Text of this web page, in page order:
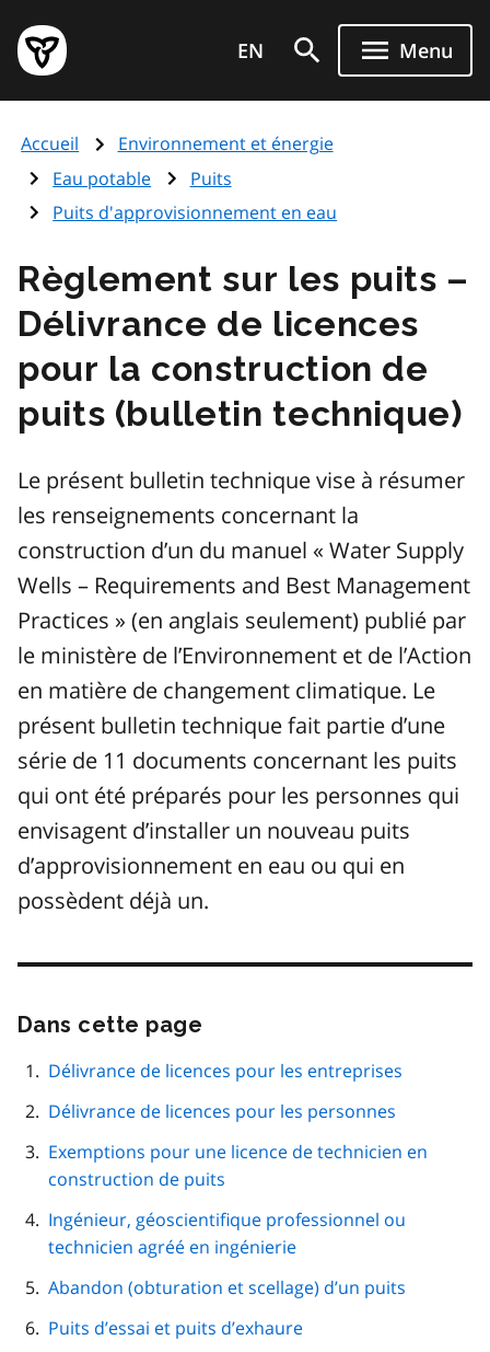
au
contenu
principal
Page
d'accueil
de
l'Ontario
EN Menu
Accueil
Environnement et énergie
Eau potable
Puits
Puits d'approvisionnement en eau
Règlement sur les puits –
Délivrance de licences
pour la construction de
puits (bulletin technique)
Le présent bulletin technique vise à résumer
les renseignements concernant la
construction d’un du manuel « Water Supply
Wells – Requirements and Best Management
Practices » (en anglais seulement) publié par
le ministère de l’Environnement et de l’Action
en matière de changement climatique. Le
présent bulletin technique fait partie d’une
série de 11 documents concernant les puits
qui ont été préparés pour les personnes qui
envisagent d’installer un nouveau puits
d’approvisionnement en eau ou qui en
possèdent déjà un.
Dans cette page
navigation
de
page
Délivrance de licences pour les entreprises
Délivrance de licences pour les personnes
Exemptions pour une licence de technicien en
construction de puits
Ingénieur, géoscientifique professionnel ou
technicien agréé en ingénierie
Abandon (obturation et scellage) d’un puits
Puits d’essai et puits d’exhaure